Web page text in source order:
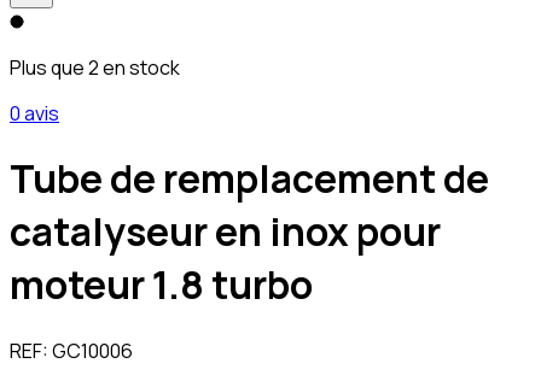
Plus que 2 en stock
0 avis
Tube de remplacement de
catalyseur en inox pour
moteur 1.8 turbo
REF:GC10006